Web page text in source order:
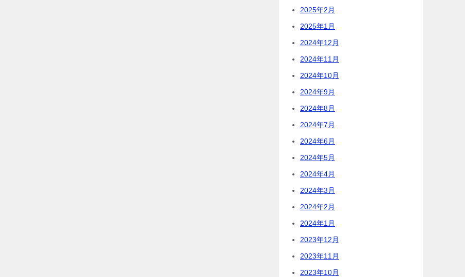
2025年2月
2025年1月
2024年12月
2024年11月
2024年10月
2024年9月
2024年8月
2024年7月
2024年6月
2024年5月
2024年4月
2024年3月
2024年2月
2024年1月
2023年12月
2023年11月
2023年10月